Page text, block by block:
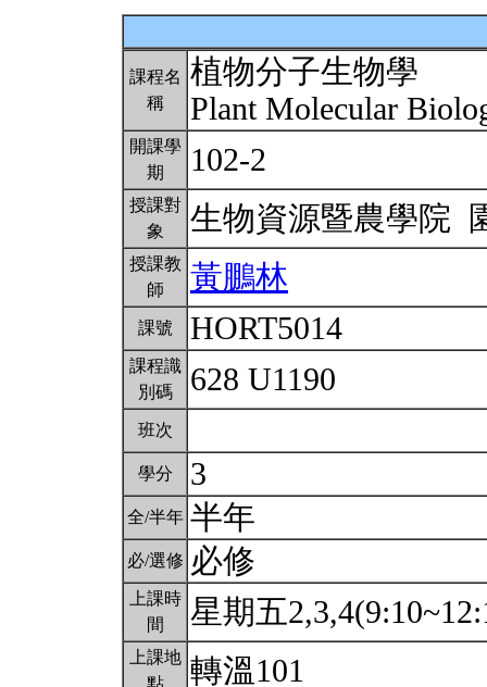
課程名
稱
植物分子生物學
Plant Molecular
開課學
期
102-2
授課對
象
生物資源暨農學院
授課教
師
黃鵬林
課號 HORT5014
課程識
別碼
628 U1190
班次
學分 3
全/半年 半年
必/選修 必修
上課時
間
星期五
上課地
點
轉溫101